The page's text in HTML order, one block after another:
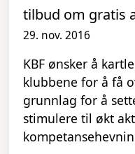
tilbud om gratis
29. nov. 2016
KBF ønsker å
klubbene for å få
grunnlag for å
stimulere til økt